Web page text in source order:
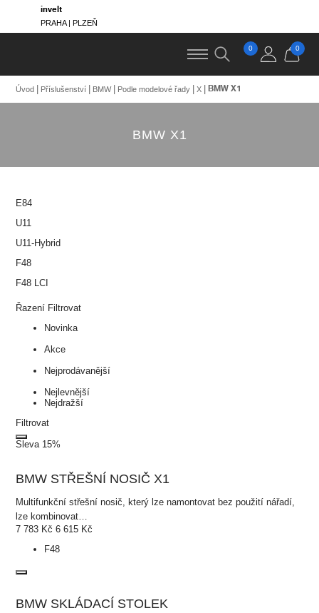
invelt
PRAHA | PLZEŇ
0 0
Úvod Příslušenství BMW Podle modelové řady X BMW X1
BMW X1
E84
U11
U11-Hybrid
F48
F48 LCI
Řazení Filtrovat
Novinka
Akce
Nejprodávanější
Nejlevnější
Nejdražší
Filtrovat
Sleva 15%
BMW STŘEŠNÍ NOSIČ X1
Multifunkční střešní nosič, který lze namontovat bez použití nářadí,
lze kombinovat…
7 783 Kč6 615 Kč
F48
BMW SKLÁDACÍ STOLEK